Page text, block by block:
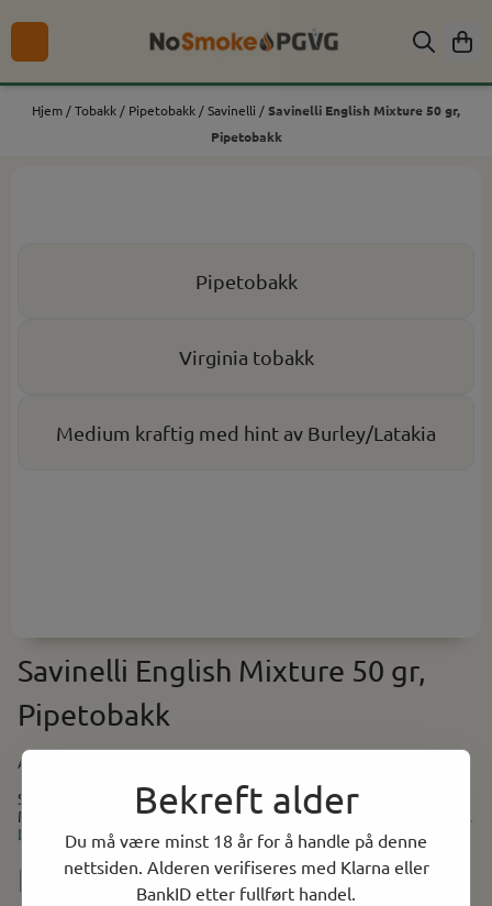
Bekreft alder
Du må være minst 18 år for å handle på denne
nettsiden. Alderen verifiseres med Klarna eller
BankID etter fullført handel.
Hopp til innhold
Hjem /Tobakk / Pipetobakk /Savinelli /Savinelli English Mixture 50 gr,
Pipetobakk
Pipetobakk
Virginia tobakk
Medium kraftig med hint av Burley/Latakia
Savinelli English Mixture 50 gr,
Pipetobakk
Art.nr:
Savinelli English Mixture 50 gr, Pipetobakk Savinelli English
Mixture er en medium kraftig blanding, med en høy andel Virginia,
Les mer
NOK 501.00